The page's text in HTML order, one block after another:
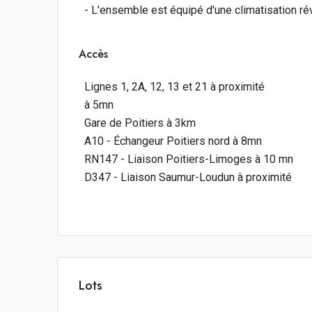
- L'ensemble est équipé d'une climatisation
Accès
Lignes 1, 2A, 12, 13 et 21 à proximité
à 5mn
Gare de Poitiers à 3km
A10 - Échangeur Poitiers nord à 8mn
RN147 - Liaison Poitiers-Limoges à 10 mn
D347 - Liaison Saumur-Loudun à proximité
Lots